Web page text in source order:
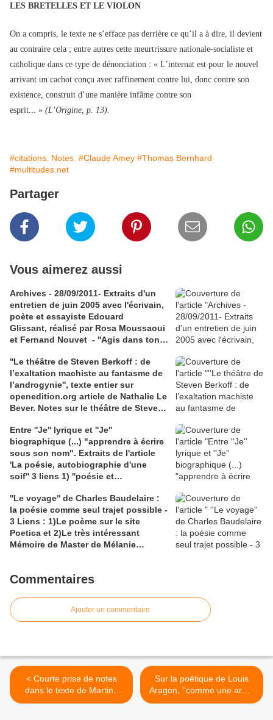
LES BRETELLES ET LE VIOLON
On a compris, le texte ne s’efface pas derrière ce qu’il a à dire, il devient
au contraire cela ; entre autres cette meurtrissure nationale-socialiste et
catholique dans ce type de dénonciation : « L’internat est pour le nouvel
arrivant un cachot conçu avec raffinement contre lui, donc contre son
existence, construit d’une manière infâme contre son
esprit... » (L’Origine, p. 13).
#citations. Notes. #Claude Amey #Thomas Bernhard
#multitudes.net
Partager
Vous aimerez aussi
Archives - 28/09/2011- Extraits d'un
entretien de juin 2005 avec l'écrivain,
poète et essayiste Edouard
Glissant, réalisé par Rosa Moussaoui
et Fernand Nouvet - ''Agis dans ton
pensée du rhizome, chez Édouard
Glissant - "Mondialité" contre
"mondialisation"
''Le théâtre de Steven Berkoff : de
l’exaltation machiste au fantasme de
l’androgynie'', texte entier sur
openedition.org article de Nathalie Le
Bever. Notes sur le théâtre de Steven
Bever : ''orgie, orgasme et politique''.
Lien academia.edu : texte de
Dominique Massonnaud repris sur
'Fabula' : Une dramaturgie
catastrophiste, textes réunis par
Entre ''Je'' lyrique et ''Je''
biographique (...) "apprendre à écrire
sous son nom". Extraits de l'article
'La poésie, autobiographie d'une
soif'' 3 liens 1) ''poésie et
maulpoix.net; 2) le site de
J.M.Maulpoix; 3) claireantoine.com
pour des extraits de Martine Broda "
L'amour du nom''
''Le voyage'' de Charles Baudelaire :
la poésie comme seul trajet possible -
3 Liens : 1)Le poème sur le site
Poetica et 2)Le très intéressant
Mémoire de Master de Mélanie
Enfers trouvée sur bing
Commentaires
Ajouter un commentaire
< Courte prise de notes
dans le texte de Martine
Sforzin, "L'Art de l'irritation"
Sur la poétique de Louis
Aragon, ''comme une arme
'' par ''les règles'', par la